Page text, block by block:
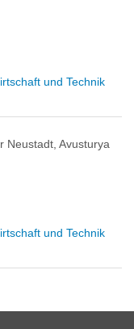
und Technik
Neustadt, Avusturya
und Technik